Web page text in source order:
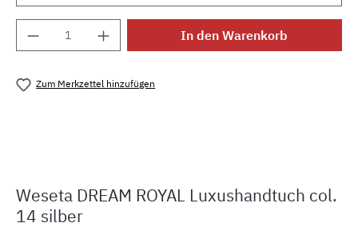
Produkt Anzahl: Gib den gewünschten
In den Warenkorb
Zum Merkzettel hinzufügen
Weseta DREAM ROYAL Luxushandtuch col.
14 silber